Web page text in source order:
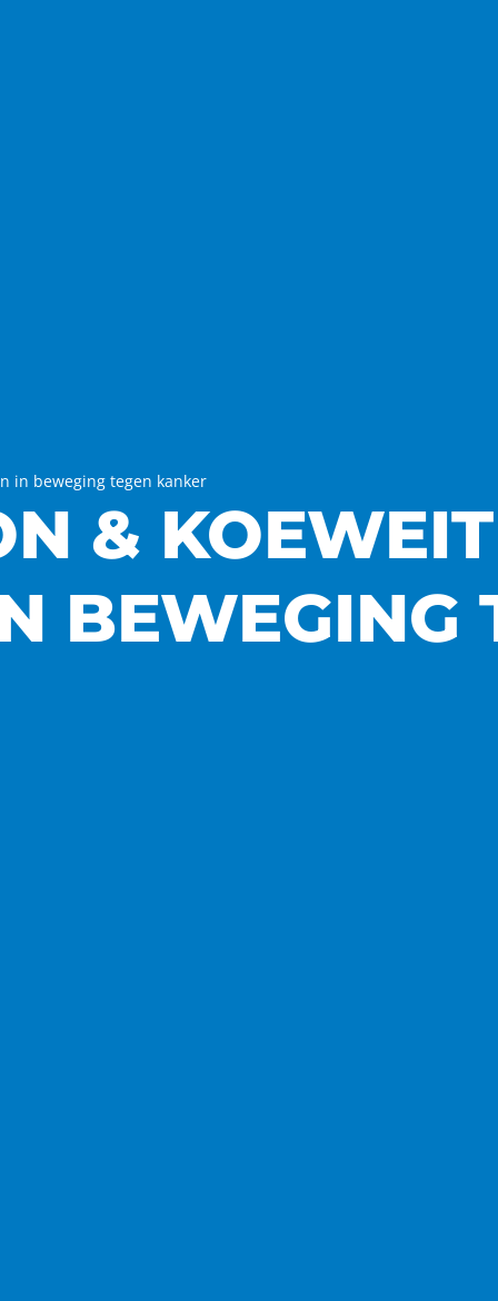
in beweging tegen kanker
&
BEWEGING